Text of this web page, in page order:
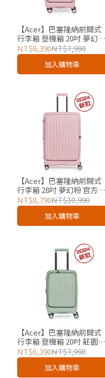
【Acer】巴塞隆納前開式
行李箱 登機箱 20吋 夢幻粉
官方授權
NT$6,390NT$7,990
加入購物車
【Acer】巴塞隆納前開式
行李箱 28吋 夢幻粉 官方授
權
NT$8,790NT$10,990
加入購物車
【Acer】巴塞隆納前開式
行李箱 登機箱 20吋 莊園綠
官方授權
NT$6,390NT$7,990
加入購物車